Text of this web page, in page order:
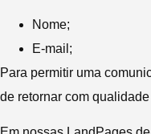
Nome;
E-mail;
Para permitir uma
de retornar com